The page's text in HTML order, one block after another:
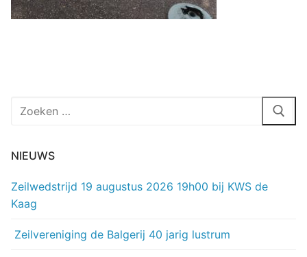
Zoeken
NIEUWS
Zeilwedstrijd 19 augustus 2026 19h00 bij KWS de
Kaag
Zeilvereniging de Balgerij 40 jarig lustrum